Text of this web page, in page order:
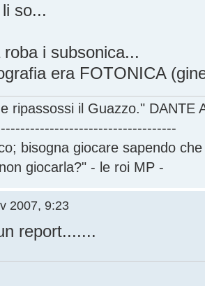
so...
i subsonica...
era FOTONICA
ripassossi il Guazzo." DANTE
bisogna giocare sapendo
giocarla?" - le roi MP -
2007, 9:23
report.......